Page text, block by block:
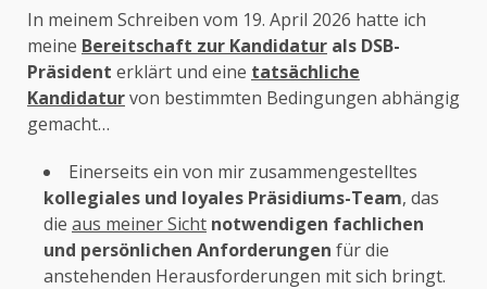
In meinem Schreiben vom 19. April 2026 hatte ich
meine Bereitschaft zur Kandidatur als DSB-
Präsident erklärt und eine tatsächliche
Kandidaturvon bestimmten Bedingungen abhängig
gemacht…
Einerseits ein von mir zusammengestelltes
kollegiales und loyales Präsidiums-Team, das
die aus meiner Sicht notwendigen fachlichen
und persönlichen Anforderungen für die
anstehenden Herausforderungen mit sich bringt.